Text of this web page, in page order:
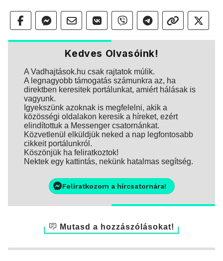
Kedves Olvasóink!
A Vadhajtások.hu csak rajtatok múlik.
A legnagyobb támogatás számunkra az, ha
direktben keresitek portálunkat, amiért hálásak is
vagyunk.
Igyekszünk azoknak is megfelelni, akik a
közösségi oldalakon keresik a híreket, ezért
elindítottuk a Messenger csatornánkat.
Közvetlenül elküldjük neked a nap legfontosabb
cikkeit portálunkról.
Köszönjük ha feliratkoztok!
Nektek egy kattintás, nekünk hatalmas segítség.
Feliratkozom a hírcsatornára!
Mutasd a hozzászólásokat!